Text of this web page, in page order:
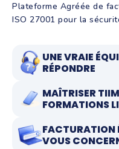
Plateforme Agréée de
ISO 27001 pour la
UNE VRAIE
RÉPONDRE
MAÎTRISER
FORMATIONS
FACTURATION
VOUS